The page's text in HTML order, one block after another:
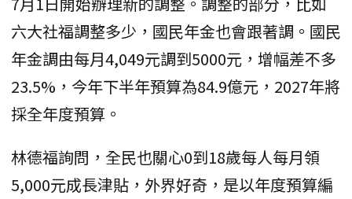
六大社福調整多少，國民年金也會跟著調。國民
年金調由每月4,049元調到5000元，增幅差不多
23.5%，今年下半年預算為84.9億元，2027年將
採全年度預算。
林德福詢問，全民也關心0到18歲每人每月領
5,000元成長津貼，外界好奇，是以年度預算編